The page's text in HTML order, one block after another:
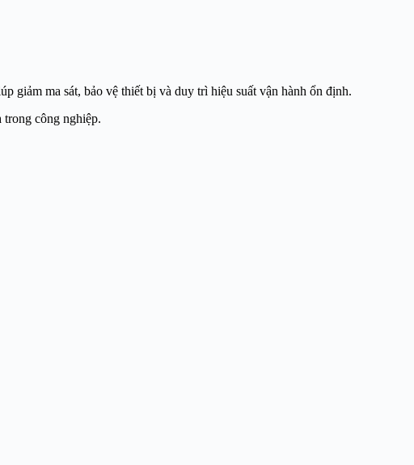
giảm ma sát, bảo vệ thiết bị và duy trì hiệu suất vận hành ổn định.
trong công nghiệp.